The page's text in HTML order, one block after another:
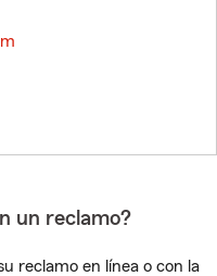
un reclamo?
reclamo en línea o con la